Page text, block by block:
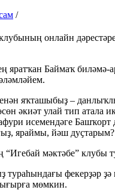
/
онлайн
Баймаҡ биләмә-
яҡташыбыҙ –
әкиәт улай тип атала
исемендәге Башҡорт
яраймы, йәш дуҫтарым?
“Игебай мәктәбе” клубы
тураһындағы фекерҙәр
мөмкин.